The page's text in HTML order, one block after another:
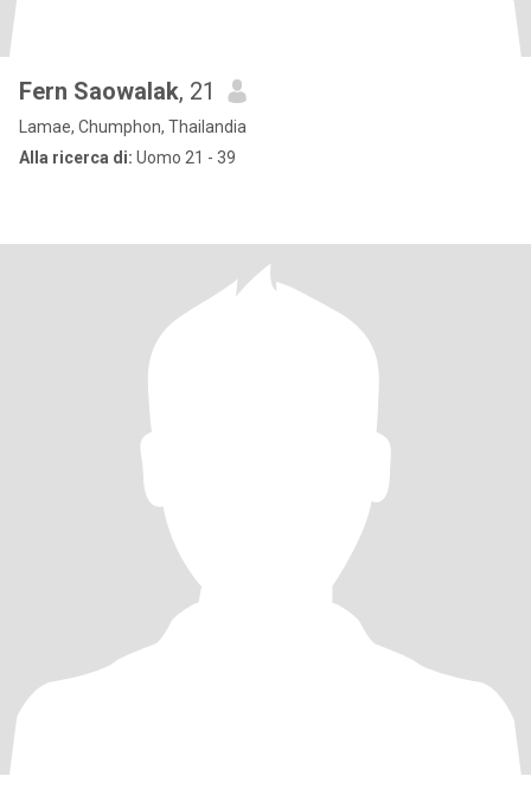
Fern Saowalak, 21
Lamae, Chumphon, Thailandia
Alla ricerca di: Uomo 21 - 39